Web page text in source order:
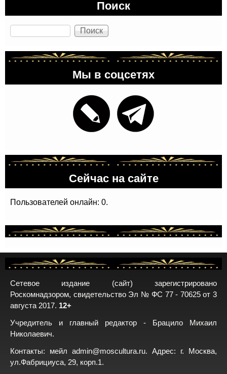
Поиск
Поиск
Мы в соцсетях
Сейчас на сайте
Пользователей онлайн: 0.
Сетевое издание (сайт) зарегистрировано
Роскомнадзором, свидетельство Эл № ФС 77 - 70625 от 3
августа 2017. 12+
Учредитель и главный редактор - Брацило Михаил
Николаевич.
Контакты: мейл admin@moscultura.ru. Адрес: г. Москва,
ул.Фабрициуса, 29, корп.1.